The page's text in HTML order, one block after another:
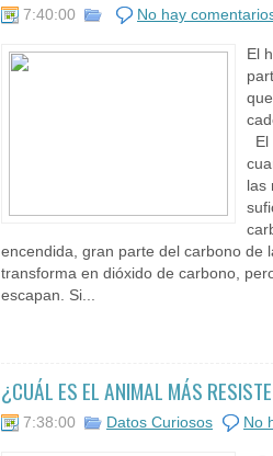
7:40:00 No hay
El
El
las
encendida, gran parte del carbono de
transforma en dióxido de carbono,
escapan. Si...
¿CUÁL ES EL ANIMAL MÁS
7:38:00 Datos Curiosos No